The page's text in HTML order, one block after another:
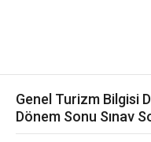
Genel Turizm Bilgisi
Dönem Sonu Sınav